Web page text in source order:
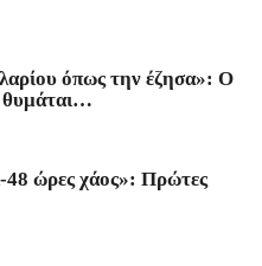
όπως την έζησα»: Ο
48 ώρες χάος»: Πρώτες